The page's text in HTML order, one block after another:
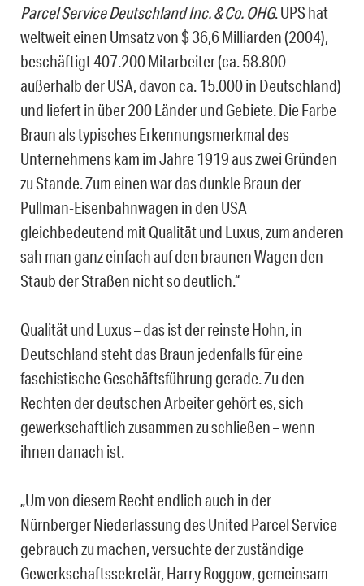
Parcel Service Deutschland Inc. & Co. OHG. UPS hat
weltweit einen Umsatz von $ 36,6 Milliarden (2004),
beschäftigt 407.200 Mitarbeiter (ca. 58.800
außerhalb der USA, davon ca. 15.000 in Deutschland)
und liefert in über 200 Länder und Gebiete. Die Farbe
Braun als typisches Erkennungsmerkmal des
Unternehmens kam im Jahre 1919 aus zwei Gründen
zu Stande. Zum einen war das dunkle Braun der
Pullman-Eisenbahnwagen in den USA
gleichbedeutend mit Qualität und Luxus, zum anderen
sah man ganz einfach auf den braunen Wagen den
Staub der Straßen nicht so deutlich.“
Qualität und Luxus – das ist der reinste Hohn, in
Deutschland steht das Braun jedenfalls für eine
faschistische Geschäftsführung gerade. Zu den
Rechten der deutschen Arbeiter gehört es, sich
gewerkschaftlich zusammen zu schließen – wenn
ihnen danach ist.
„Um von diesem Recht endlich auch in der
Nürnberger Niederlassung des United Parcel Service
gebrauch zu machen, versuchte der zuständige
Gewerkschaftssekretär, Harry Roggow, gemeinsam